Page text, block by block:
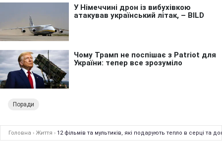
Поради
Головна › Життя › 12 фільмів та мультиків, які подарують тепло в серці та